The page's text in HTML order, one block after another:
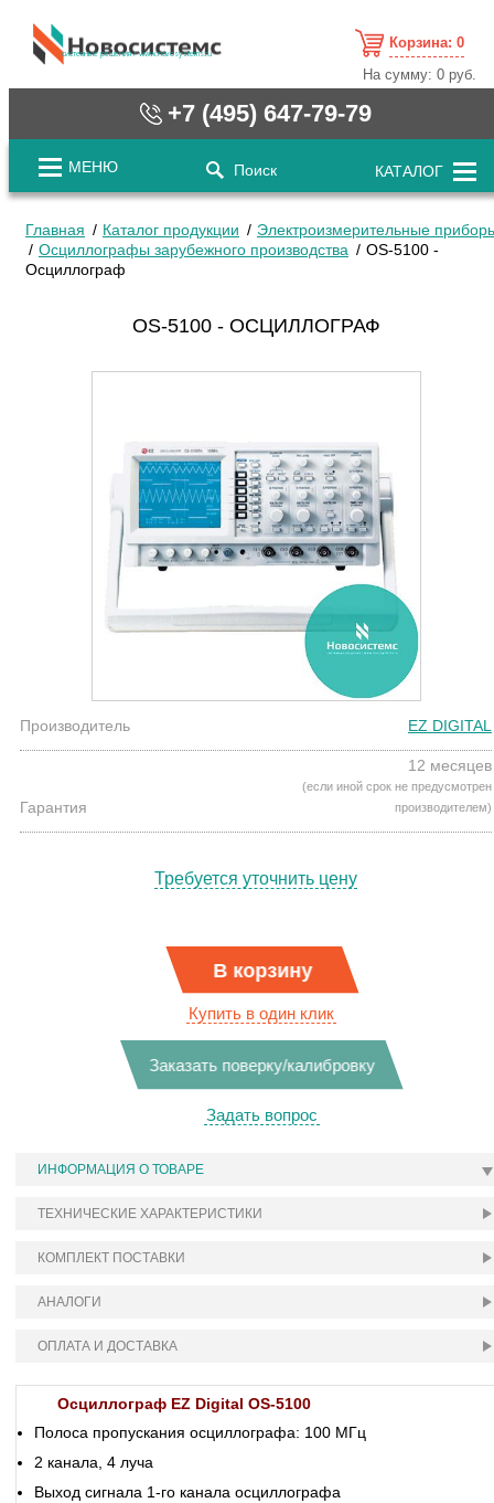
cистемные решения / www.novosystems.ru
Корзина: 0
На сумму:0 руб.
+7 (495) 647-79-79
МЕНЮ Поиск КАТАЛОГ
Главная Каталог продукции
Электроизмерительные
Осциллографы зарубежного производства
OS-5100 -
Осциллограф
OS-5100 - ОСЦИЛЛОГРАФ
Производитель EZ DIGITAL
Гарантия
12 месяцев
(если иной срок не предусмотрен
производителем)
Требуется уточнить цену
В корзину
Купить в один клик
Заказать поверку/калибровку
Задать вопрос
ИНФОРМАЦИЯ О ТОВАРЕ
ТЕХНИЧЕСКИЕ ХАРАКТЕРИСТИКИ
КОМПЛЕКТ ПОСТАВКИ
АНАЛОГИ
ОПЛАТА И ДОСТАВКА
Осциллограф EZ Digital OS-5100
Полоса пропускания осциллографа: 100 МГц
2 канала, 4 луча
Выход сигнала 1-го канала осциллографа